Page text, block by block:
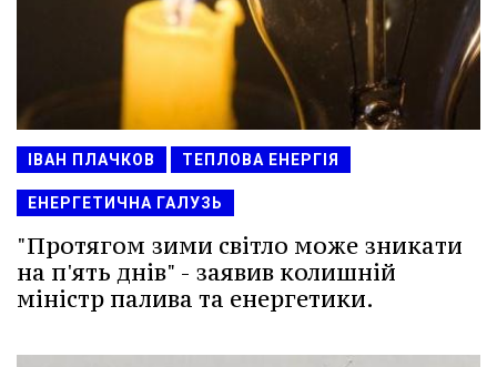
ІВАН ПЛАЧКОВ ТЕПЛОВА ЕНЕРГІЯ
ЕНЕРГЕТИЧНА ГАЛУЗЬ
"Протягом зими світло може зникати
на п'ять днів" - заявив колишній
міністр палива та енергетики.